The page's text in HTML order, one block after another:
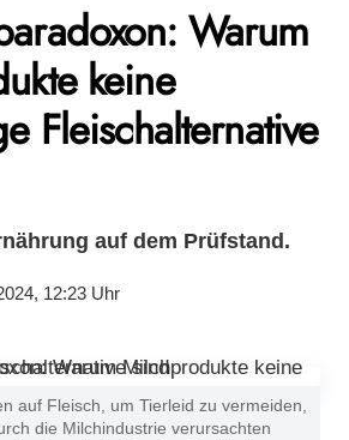
Warum
keine
Fleischalternative
auf dem Prüfstand.
12:23 Uhr
auf Fleisch, um Tierleid zu vermeiden,
die Milchindustrie verursachten